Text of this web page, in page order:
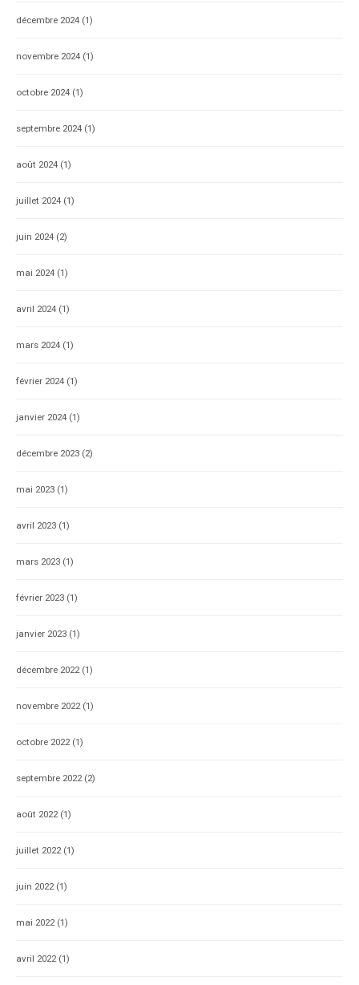
décembre 2024 (1)
novembre 2024 (1)
octobre 2024 (1)
septembre 2024 (1)
août 2024 (1)
juillet 2024 (1)
juin 2024 (2)
mai 2024 (1)
avril 2024 (1)
mars 2024 (1)
février 2024 (1)
janvier 2024 (1)
décembre 2023 (2)
mai 2023 (1)
avril 2023 (1)
mars 2023 (1)
février 2023 (1)
janvier 2023 (1)
décembre 2022(1)
novembre 2022(1)
octobre 2022(1)
septembre 2022(2)
août 2022(1)
juillet 2022(1)
juin 2022(1)
mai 2022(1)
avril 2022(1)